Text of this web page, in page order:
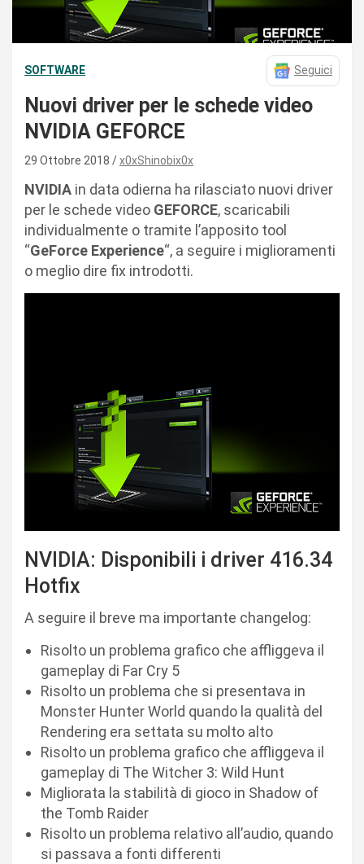
SOFTWARE Seguici
Nuovi driver per le schede video
NVIDIA GEFORCE
29 Ottobre 2018 x0xShinobix0x
NVIDIA in data odierna ha rilasciato nuovi driver
per le schede video GEFORCE, scaricabili
individualmente o tramite l’apposito tool
“GeForce Experience“, a seguire i miglioramenti
o meglio dire fix introdotti.
NVIDIA: Disponibili i driver 416.34
Hotfix
A seguire il breve ma importante changelog:
Risolto un problema grafico che affliggeva il
gameplay di Far Cry 5
Risolto un problema che si presentava in
Monster Hunter World quando la qualità del
Rendering era settata su molto alto
Risolto un problema grafico che affliggeva il
gameplay di The Witcher 3: Wild Hunt
Migliorata la stabilità di gioco in Shadow of
the Tomb Raider
Risolto un problema relativo all’audio, quando
si passava a fonti differenti